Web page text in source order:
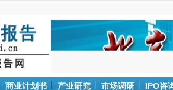
商业计划书 产业研究 市场调研 IPO咨